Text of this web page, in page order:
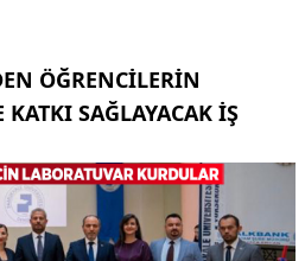
ÖĞRENCILERIN
SAĞLAYACAK IŞ